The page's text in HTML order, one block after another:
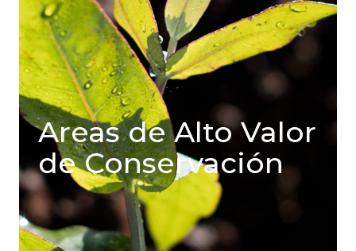
Areas de Alto Valor
de Conservación